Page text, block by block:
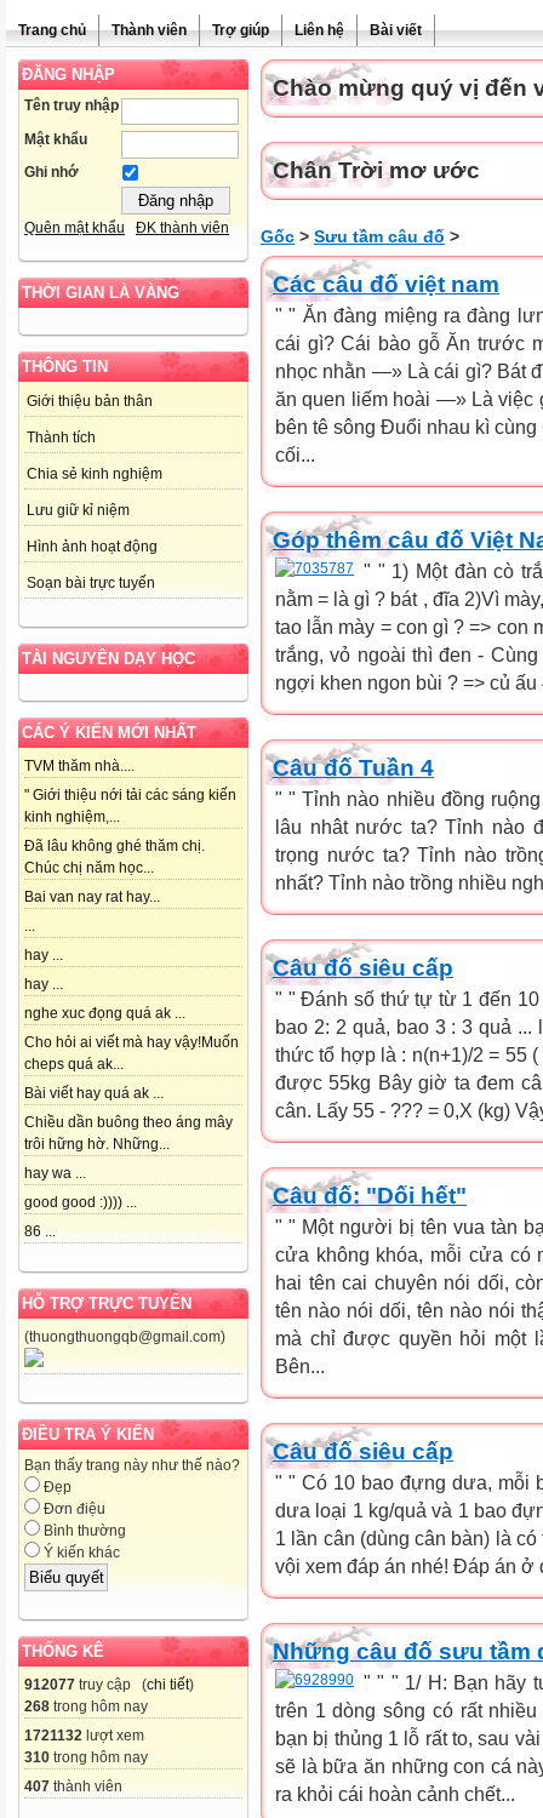
Trang chủ Thành viên Trợ giúp Liên hệ Bài viết
ĐĂNG NHẬP
Tên truy nhập
Mật khẩu
Ghi nhớ
Quên mật khẩu ĐK thành viên
THỜI GIAN LÀ VÀNG
THÔNG TIN
Giới thiệu bản thân
Thành tích
Chia sẻ kinh nghiệm
Lưu giữ kỉ niệm
Hình ảnh hoạt động
Soạn bài trực tuyến
TÀI NGUYÊN DẠY HỌC
CÁC Ý KIẾN MỚI NHẤT
TVM thăm nhà....
" Giới thiệu nới tải các sáng kiến
kinh nghiệm,...
Đã lâu không ghé thăm chị.
Chúc chị năm học...
Bai van nay rat hay...
...
hay ...
hay ...
nghe xuc đọng quá ak ...
Cho hỏi ai viết mà hay vậy!Muốn
cheps quá ak...
Bài viết hay quá ak ...
Chiều dần buông theo áng mây
trôi hững hờ. Những...
hay wa ...
good good :)))) ...
86 ...
HỖ TRỢ TRỰC TUYẾN
(thuongthuongqb@gmail.com)
ĐIỀU TRA Ý KIẾN
Bạn thấy trang này như thế nào?
Đẹp
Đơn điệu
Bình thường
Ý kiến khác
THỐNG KÊ
912077 truy cập (chi tiết)
268 trong hôm nay
1721132 lượt xem
310 trong hôm nay
407 thành viên
Chào mừng quý vị đến
Chân Trời mơ ước
Gốc > Sưu tầm câu đố >
Các câu đố việt nam
" " Ăn đàng miệng ra đàng
cái gì? Cái bào gỗ Ăn trước
nhọc nhằn —» Là cái gì? Bát
ăn quen liếm hoài —» Là việc
bên tê sông Đuổi nhau kì
cối...
Góp thêm câu đố Việt
" " 1) Một đàn cò
nằm = là gì ? bát , đĩa 2)Vì
tao lẫn mày = con gì ? => con
trắng, vỏ ngoài thì đen -
ngợi khen ngon bùi ? => củ
Câu đố Tuần 4
" " Tỉnh nào nhiều đồng
lâu nhât nước ta? Tỉnh nào
trọng nước ta? Tỉnh nào
nhất? Tỉnh nào trồng nhiều
Câu đố siêu cấp
" " Đánh số thứ tự từ 1 đến
bao 2: 2 quả, bao 3 : 3 quả
thức tổ hợp là : n(n+1)/2 = 55
được 55kg Bây giờ ta đem
cân. Lấy 55 - ??? = 0,X (kg)
Câu đố: "Dối hết"
" " Một người bị tên vua tàn
cửa không khóa, mỗi cửa có
hai tên cai chuyên nói dối,
tên nào nói dối, tên nào nói
mà chỉ được quyền hỏi một
Bên...
Câu đố siêu cấp
" " Có 10 bao đựng dưa, mỗi
dưa loại 1 kg/quả và 1 bao
1 lần cân (dùng cân bàn) là
vội xem đáp án nhé! Đáp án ở
Những câu đố sưu tầm
" " " 1/ H: Bạn hãy
trên 1 dòng sông có rất
bạn bị thủng 1 lỗ rất to, sau
sẽ là bữa ăn những con cá
ra khỏi cái hoàn cảnh chết...